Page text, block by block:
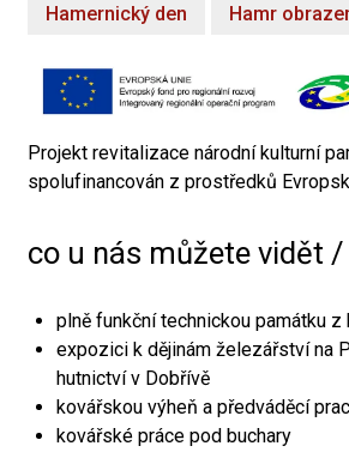
Hamernický den Hamr
Projekt revitalizace národní kulturní
spolufinancován z prostředků
co u nás můžete vidět
plně funkční technickou památku
expozici k dějinám železářství na
hutnictví v Dobřívě
kovářskou výheň a předváděcí
kovářské práce pod buchary